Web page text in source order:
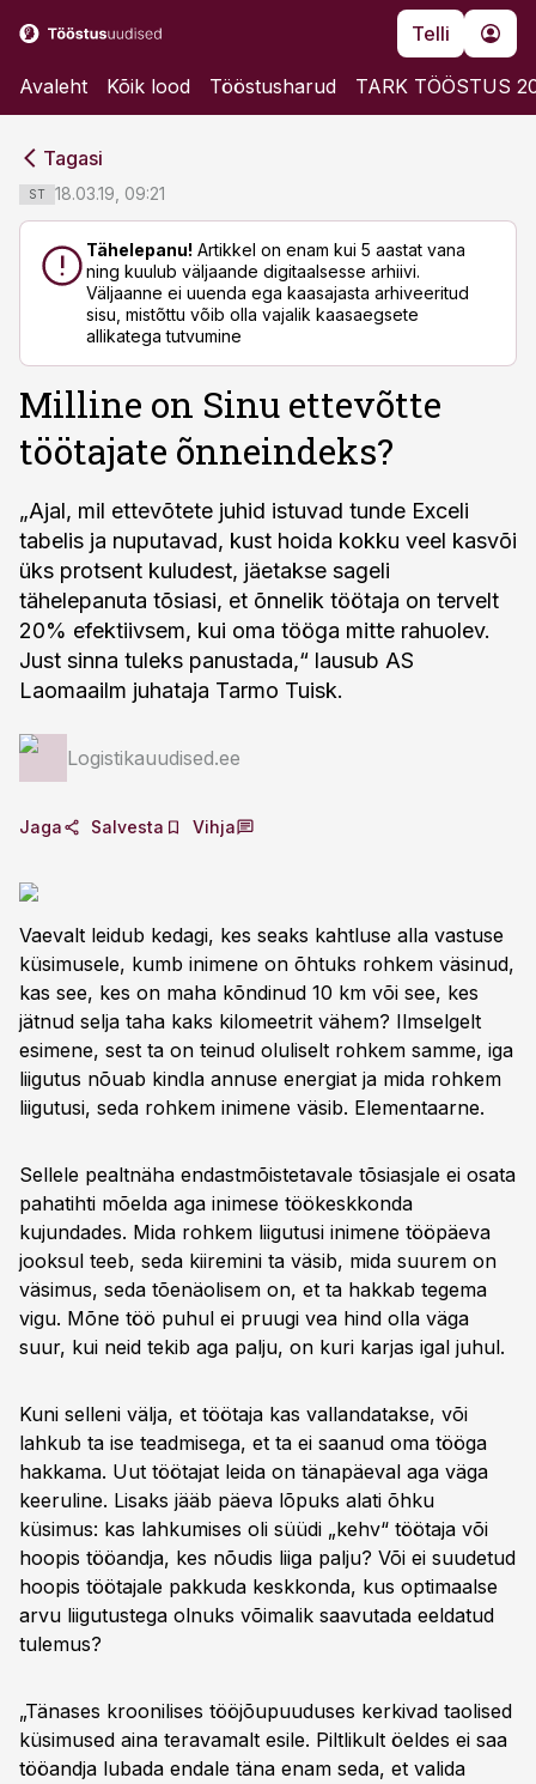
Telli
Avaleht Kõik lood Tööstusharud TARK TÖÖSTUS
Tagasi
ST 18.03.19, 09:21
Tähelepanu! Artikkel on enam kui 5 aastat vana
ning kuulub väljaande digitaalsesse arhiivi.
Väljaanne ei uuenda ega kaasajasta arhiveeritud
sisu, mistõttu võib olla vajalik kaasaegsete
allikatega tutvumine
Milline on Sinu ettevõtte
töötajate õnneindeks?
„Ajal, mil ettevõtete juhid istuvad tunde Exceli
tabelis ja nuputavad, kust hoida kokku veel kasvõi
üks protsent kuludest, jäetakse sageli
tähelepanuta tõsiasi, et õnnelik töötaja on tervelt
20% efektiivsem, kui oma tööga mitte rahuolev.
Just sinna tuleks panustada,“ lausub AS
Laomaailm juhataja Tarmo Tuisk.
Logistikauudised.ee
Jaga Salvesta Vihja
Vaevalt leidub kedagi, kes seaks kahtluse alla vastuse
küsimusele, kumb inimene on õhtuks rohkem väsinud,
kas see, kes on maha kõndinud 10 km või see, kes
jätnud selja taha kaks kilomeetrit vähem? Ilmselgelt
esimene, sest ta on teinud oluliselt rohkem samme, iga
liigutus nõuab kindla annuse energiat ja mida rohkem
liigutusi, seda rohkem inimene väsib. Elementaarne.
Sellele pealtnäha endastmõistetavale tõsiasjale ei osata
pahatihti mõelda aga inimese töökeskkonda
kujundades. Mida rohkem liigutusi inimene tööpäeva
jooksul teeb, seda kiiremini ta väsib, mida suurem on
väsimus, seda tõenäolisem on, et ta hakkab tegema
vigu. Mõne töö puhul ei pruugi vea hind olla väga
suur, kui neid tekib aga palju, on kuri karjas igal juhul.
Kuni selleni välja, et töötaja kas vallandatakse, või
lahkub ta ise teadmisega, et ta ei saanud oma tööga
hakkama. Uut töötajat leida on tänapäeval aga väga
keeruline. Lisaks jääb päeva lõpuks alati õhku
küsimus: kas lahkumises oli süüdi „kehv“ töötaja või
hoopis tööandja, kes nõudis liiga palju? Või ei suudetud
hoopis töötajale pakkuda keskkonda, kus optimaalse
arvu liigutustega olnuks võimalik saavutada eeldatud
tulemus?
„Tänases kroonilises tööjõupuuduses kerkivad taolised
küsimused aina teravamalt esile. Piltlikult öeldes ei saa
tööandja lubada endale täna enam seda, et valida